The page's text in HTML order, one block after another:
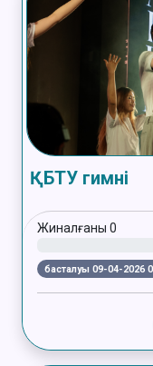
ҚБТУ гимні
Жиналғаны 0
басталуы 09-04-2026